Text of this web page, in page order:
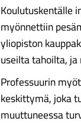
Koulutuskentälle
myönnettiin
yliopiston
useilta tahoilta,
Professuurin
keskittymä, joka
muuttuneessa